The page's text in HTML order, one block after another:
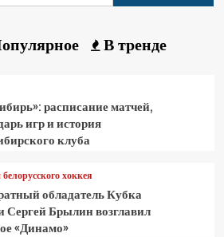
В тренде
расписание матчей,
игр и история
клуба
хоккея
обладатель Кубка
Сергей Брылин возглавил
«Динамо»